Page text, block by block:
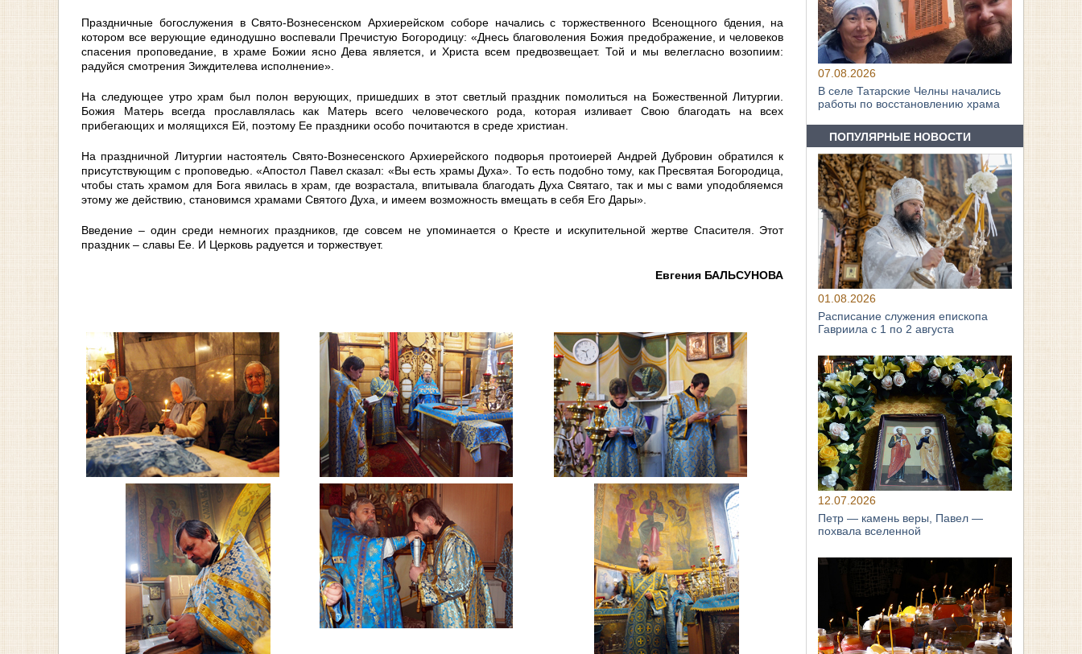
Праздничные богослужения в Свято-Вознесенском Архиерейском соборе начались с торжественного Всенощного бдения, на
котором все верующие единодушно воспевали Пречистую Богородицу: «Днесь благоволения Божия предображение, и человеков
спасения проповедание, в храме Божии ясно Дева является, и Христа всем предвозвещает. Той и мы велегласно возопиим:
радуйся смотрения Зиждителева исполнение».
На следующее утро храм был полон верующих, пришедших в этот светлый праздник помолиться на Божественной Литургии.
Божия Матерь всегда прославлялась как Матерь всего человеческого рода, которая изливает Свою благодать на всех
прибегающих и молящихся Ей, поэтому Ее праздники особо почитаются в среде христиан.
На праздничной Литургии настоятель Свято-Вознесенского Архиерейского подворья протоиерей Андрей Дубровин обратился к
присутствующим с проповедью. «Апостол Павел сказал: «Вы есть храмы Духа». То есть подобно тому, как Пресвятая Богородица,
чтобы стать храмом для Бога явилась в храм, где возрастала, впитывала благодать Духа Святаго, так и мы с вами уподобляемся
этому же действию, становимся храмами Святого Духа, и имеем возможность вмещать в себя Его Дары».
Введение – один среди немногих праздников, где совсем не упоминается о Кресте и искупительной жертве Спасителя. Этот
праздник – славы Ее. И Церковь радуется и торжествует.
Евгения БАЛЬСУНОВА
07.08.2026
В селе Татарские Челны начались
работы по восстановлению храма
ПОПУЛЯРНЫЕ НОВОСТИ
01.08.2026
Расписание служения епископа
Гавриила с 1 по 2 августа
12.07.2026
Петр — камень веры, Павел —
похвала вселенной